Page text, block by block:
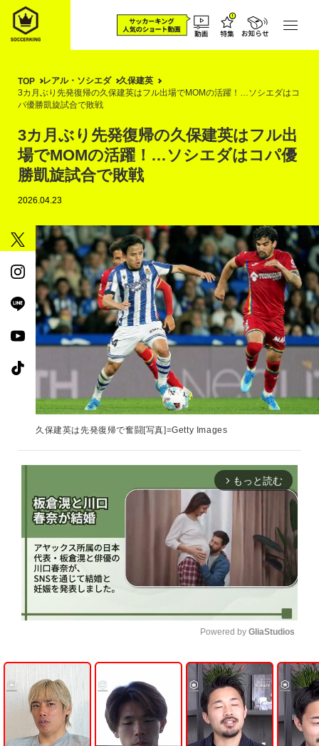
TOP レアル・ソシエダ
久保建英
3カ月ぶり先発復帰の久保建英はフル出場でMOMの活躍！…ソシエダはコ
パ優勝凱旋試合で敗戦
3カ月ぶり先発復帰の久保建英はフル出
場でMOMの活躍！…ソシエダはコパ優
勝凱旋試合で敗戦
2026.04.23
久保建英は先発復帰で奮闘[写真]=Getty Images
arrow_forward_ios もっと読む
U
n
m
u
t
e
Powered by GliaStudios